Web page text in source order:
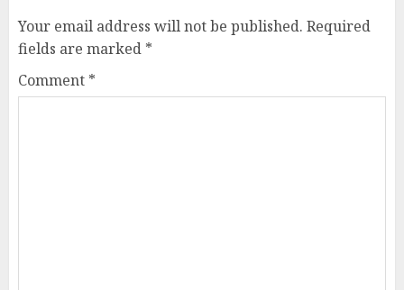
Your email address will not be published. Required
fields are marked *
Comment *